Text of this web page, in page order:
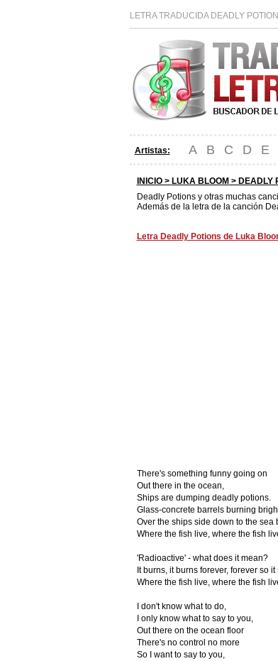
LETRA TRADUCIDA DEADLY
Artistas: A B C D E
INICIO > LUKA BLOOM > DEADLY
Deadly Potions y otras muchas
Además de la letra de la canción
Letra Deadly Potions de Luka
There's something funny going on
Out there in the ocean,
Ships are dumping deadly potions.
Glass-concrete barrels burning
Over the ships side down to the sea
Where the fish live, where the fish
'Radioactive' - what does it mean?
It burns, it burns forever, forever so it
Where the fish live, where the fish
I don't know what to do,
I only know what to say to you,
Out there on the ocean floor
There's no control no more
So I want to say to you,